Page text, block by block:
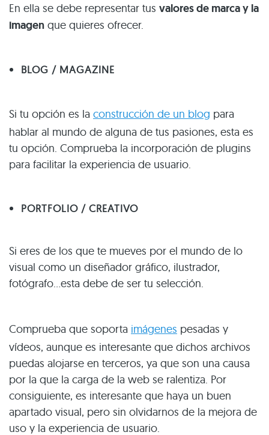
En ella se debe representar tus valores de marca y la
imagen que quieres ofrecer.
BLOG / MAGAZINE
Si tu opción es la construcción de un blog para
hablar al mundo de alguna de tus pasiones, esta es
tu opción. Comprueba la incorporación de plugins
para facilitar la experiencia de usuario.
PORTFOLIO / CREATIVO
Si eres de los que te mueves por el mundo de lo
visual como un diseñador gráfico, ilustrador,
fotógrafo…esta debe de ser tu selección.
Comprueba que soporta imágenes pesadas y
vídeos, aunque es interesante que dichos archivos
puedas alojarse en terceros, ya que son una causa
por la que la carga de la web se ralentiza. Por
consiguiente, es interesante que haya un buen
apartado visual, pero sin olvidarnos de la mejora de
uso y la experiencia de usuario.